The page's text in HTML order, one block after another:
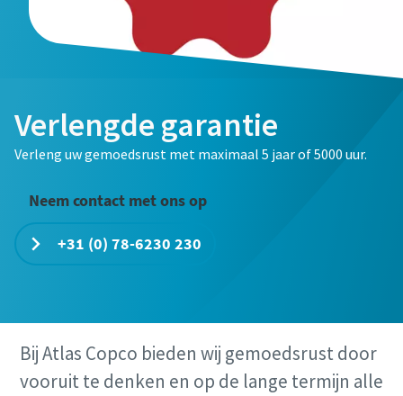
Verlengde garantie
Verleng uw gemoedsrust met maximaal 5 jaar of 5000 uur.
Neem contact met ons op
+31 (0) 78-6230 230
Bij Atlas Copco bieden wij gemoedsrust door
vooruit te denken en op de lange termijn alle